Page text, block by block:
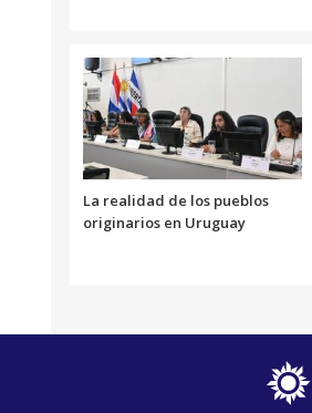
La realidad de los pueblos
originarios en Uruguay